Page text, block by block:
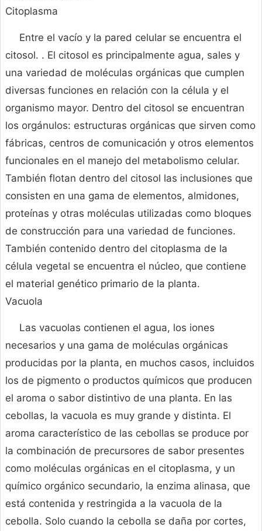
Citoplasma
Entre el vacío y la pared celular se encuentra el
citosol. . El citosol es principalmente agua, sales y
una variedad de moléculas orgánicas que cumplen
diversas funciones en relación con la célula y el
organismo mayor. Dentro del citosol se encuentran
los orgánulos: estructuras orgánicas que sirven como
fábricas, centros de comunicación y otros elementos
funcionales en el manejo del metabolismo celular.
También flotan dentro del citosol las inclusiones que
consisten en una gama de elementos, almidones,
proteínas y otras moléculas utilizadas como bloques
de construcción para una variedad de funciones.
También contenido dentro del citoplasma de la
célula vegetal se encuentra el núcleo, que contiene
el material genético primario de la planta.
Vacuola
Las vacuolas contienen el agua, los iones
necesarios y una gama de moléculas orgánicas
producidas por la planta, en muchos casos, incluidos
los de pigmento o productos químicos que producen
el aroma o sabor distintivo de una planta. En las
cebollas, la vacuola es muy grande y distinta. El
aroma característico de las cebollas se produce por
la combinación de precursores de sabor presentes
como moléculas orgánicas en el citoplasma, y un
químico orgánico secundario, la enzima alinasa, que
está contenida y restringida a la vacuola de la
cebolla. Solo cuando la cebolla se daña por cortes,